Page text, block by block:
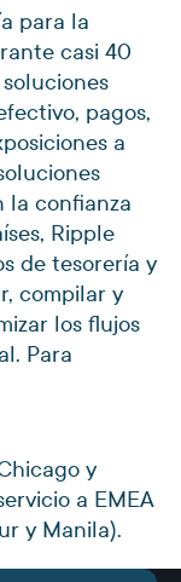
para la
casi 40
pagos,
a
la confianza
Ripple
de tesorería y
compilar y
los flujos
Para
y
a EMEA
y Manila).